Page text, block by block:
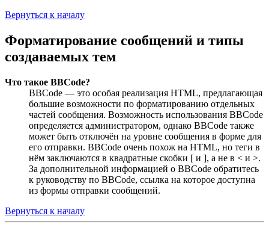
Вернуться к началу
Форматирование сообщений и типы
создаваемых тем
Что такое BBCode?
BBCode — это особая реализация HTML, предлагающая
большие возможности по форматированию отдельных
частей сообщения. Возможность использования BBCode
определяется администратором, однако BBCode также
может быть отключён на уровне сообщения в форме для
его отправки. BBCode очень похож на HTML, но теги в
нём заключаются в квадратные скобки [ и ], а не в < и >.
За дополнительной информацией о BBCode обратитесь
к руководству по BBCode, ссылка на которое доступна
из формы отправки сообщений.
Вернуться к началу